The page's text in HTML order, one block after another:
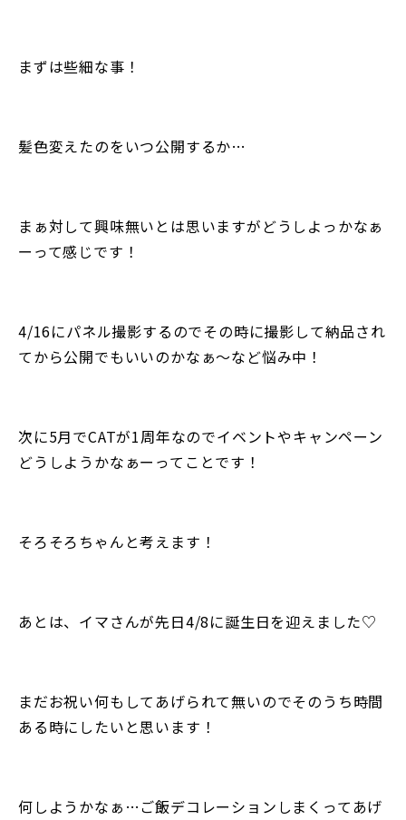
まずは些細な事！
髪色変えたのをいつ公開するか…
まぁ対して興味無いとは思いますがどうしよっかなぁ
ーって感じです！
4/16にパネル撮影するのでその時に撮影して納品され
てから公開でもいいのかなぁ〜など悩み中！
次に5月でCATが1周年なのでイベントやキャンペーン
どうしようかなぁーってことです！
そろそろちゃんと考えます！
あとは、イマさんが先日4/8に誕生日を迎えました♡
まだお祝い何もしてあげられて無いのでそのうち時間
ある時にしたいと思います！
何しようかなぁ…ご飯デコレーションしまくってあげ